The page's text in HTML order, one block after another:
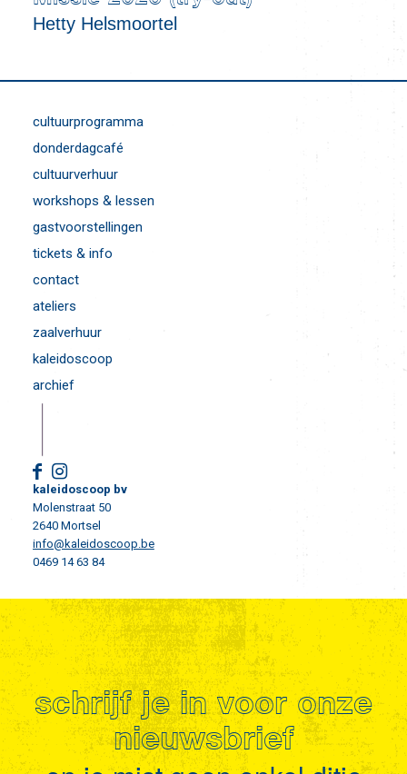
Hetty Helsmoortel
cultuurprogramma
donderdagcafé
cultuurverhuur
workshops & lessen
gastvoorstellingen
tickets & info
contact
ateliers
zaalverhuur
kaleidoscoop
archief
kaleidoscoop bv
Molenstraat 50
2640 Mortsel
info@kaleidoscoop.be
0469 14 63 84
schrijf je in voor onze
nieuwsbrief